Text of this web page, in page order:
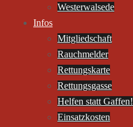
Westerwalsede
Infos
Mitgliedschaft
Rauchmelder
Rettungskarte
Rettungsgasse
Helfen statt Gaffen!
Einsatzkosten